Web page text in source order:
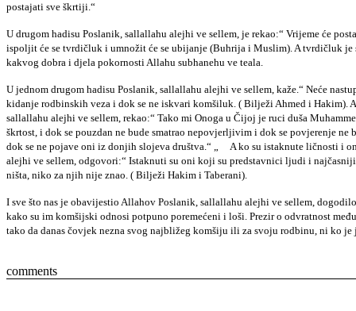
postajati sve škrtiji.“
U drugom hadisu Poslanik, sallallahu alejhi ve sellem, je rekao:“ Vrijeme će
ispoljit će se tvrdičluk i umnožit će se ubijanje (Buhrija i Muslim). A tvrdičluk
kakvog dobra i djela pokornosti Allahu subhanehu ve teala.
U jednom drugom hadisu Poslanik, sallallahu alejhi ve sellem, kaže.“ Neće
kidanje rodbinskih veza i dok se ne iskvari komšiluk. ( Bilježi Ahmed i Hakim).
sallallahu alejhi ve sellem, rekao:“ Tako mi Onoga u Čijoj je ruci duša
škrtost, i dok se pouzdan ne bude smatrao nepovjerljivim i dok se povjerenje
dok se ne pojave oni iz donjih slojeva društva.“ „ A ko su istaknute ličnosti i
alejhi ve sellem, odgovori:“ Istaknuti su oni koji su predstavnici ljudi i
ništa, niko za njih nije znao. ( Bilježi Hakim i Taberani).
I sve što nas je obavijestio Allahov Poslanik, sallallahu alejhi ve sellem,
kako su im komšijski odnosi potpuno poremećeni i loši. Prezir o odvratnost
tako da danas čovjek nezna svog najbližeg komšiju ili za svoju rodbinu, ni ko
comments